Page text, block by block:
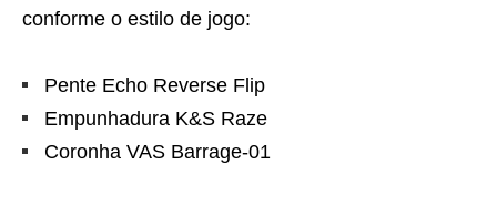
conforme o estilo de jogo:
Pente Echo Reverse Flip
Empunhadura K&S Raze
Coronha VAS Barrage-01